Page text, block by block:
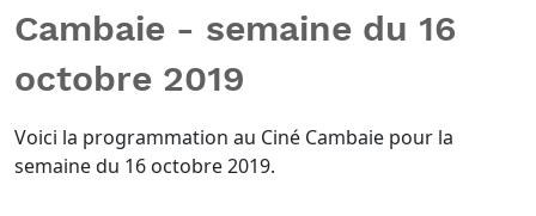
NEWSLETTER
CONTACT
CONNEXION
Cambaie - semaine du 16
octobre 2019
Voici la programmation au Ciné Cambaie pour la
semaine du 16 octobre 2019.